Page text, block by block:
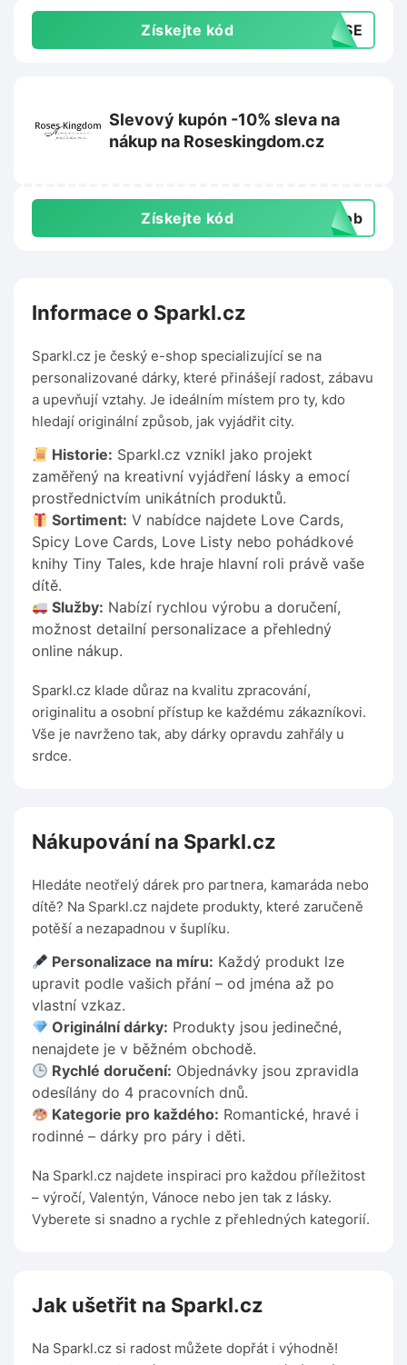
Získejte kód 0VSE
Slevový kupón -10% sleva na
nákup na Roseskingdom.cz
Získejte kód csob
Informace o Sparkl.cz
Sparkl.cz je český e-shop specializující se na
personalizované dárky, které přinášejí radost, zábavu
a upevňují vztahy. Je ideálním místem pro ty, kdo
hledají originální způsob, jak vyjádřit city.
Historie: Sparkl.cz vznikl jako projekt
zaměřený na kreativní vyjádření lásky a emocí
prostřednictvím unikátních produktů.
Sortiment: V nabídce najdete Love Cards,
Spicy Love Cards, Love Listy nebo pohádkové
knihy Tiny Tales, kde hraje hlavní roli právě vaše
dítě.
Služby: Nabízí rychlou výrobu a doručení,
možnost detailní personalizace a přehledný
online nákup.
Sparkl.cz klade důraz na kvalitu zpracování,
originalitu a osobní přístup ke každému zákazníkovi.
Vše je navrženo tak, aby dárky opravdu zahřály u
srdce.
Nákupování na Sparkl.cz
Hledáte neotřelý dárek pro partnera, kamaráda nebo
dítě? Na Sparkl.cz najdete produkty, které zaručeně
potěší a nezapadnou v šuplíku.
Personalizace na míru: Každý produkt lze
upravit podle vašich přání – od jména až po
vlastní vzkaz.
Originální dárky: Produkty jsou jedinečné,
nenajdete je v běžném obchodě.
Rychlé doručení: Objednávky jsou zpravidla
odesílány do 4 pracovních dnů.
Kategorie pro každého: Romantické, hravé i
rodinné – dárky pro páry i děti.
Na Sparkl.cz najdete inspiraci pro každou příležitost
– výročí, Valentýn, Vánoce nebo jen tak z lásky.
Vyberete si snadno a rychle z přehledných kategorií.
Jak ušetřit na Sparkl.cz
Na Sparkl.cz si radost můžete dopřát i výhodně!